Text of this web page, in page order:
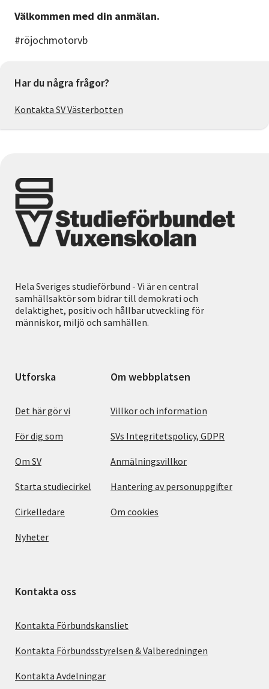
Välkommen med din anmälan.
#röjochmotorvb
Har du några frågor?
Kontakta SV Västerbotten
Hela Sveriges studieförbund - Vi är en central
samhällsaktör som bidrar till demokrati och
delaktighet, positiv och hållbar utveckling för
människor, miljö och samhällen.
Utforska
Det här gör vi
För dig som
Om SV
Starta studiecirkel
Cirkelledare
Nyheter
Om webbplatsen
Villkor och information
SVs Integritetspolicy, GDPR
Anmälningsvillkor
Hantering av personuppgifter
Om cookies
Kontakta oss
Kontakta Förbundskansliet
Kontakta Förbundsstyrelsen & Valberedningen
Kontakta Avdelningar